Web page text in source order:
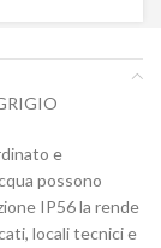
e
possono
IP56 la rende
locali tecnici e